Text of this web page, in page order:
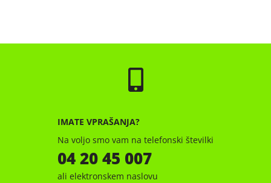
IMATE VPRAŠANJA?
Na voljo smo vam na telefonski številki
04 20 45 007
ali elektronskem naslovu